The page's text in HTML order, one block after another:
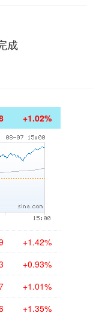
成
+1.02%
+1.42%
+0.93%
+1.01%
+1.35%